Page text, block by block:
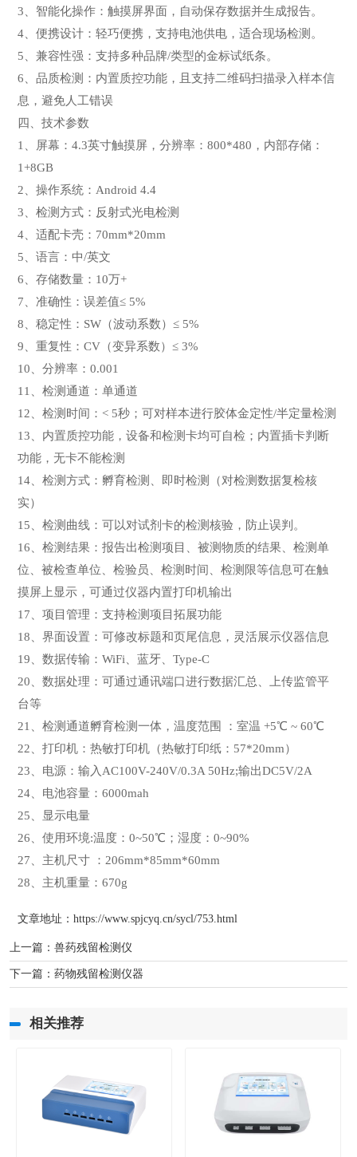
3、智能化操作：触摸屏界面，自动保存数据并生成报告。
4、便携设计：轻巧便携，支持电池供电，适合现场检测。
5、兼容性强：支持多种品牌/类型的金标试纸条。
6、品质检测：内置质控功能，且支持二维码扫描录入样本信
息，避免人工错误
四、技术参数
1、屏幕：4.3英寸触摸屏，分辨率：800*480，内部存储：
1+8GB
2、操作系统：Android 4.4
3、检测方式：反射式光电检测
4、适配卡壳：70mm*20mm
5、语言：中/英文
6、存储数量：10万+
7、准确性：误差值≤ 5%
8、稳定性：SW（波动系数）≤ 5%
9、重复性：CV（变异系数）≤ 3%
10、分辨率：0.001
11、检测通道：单通道
12、检测时间：< 5秒；可对样本进行胶体金定性/半定量检测
13、内置质控功能，设备和检测卡均可自检；内置插卡判断
功能，无卡不能检测
14、检测方式：孵育检测、即时检测（对检测数据复检核
实）
15、检测曲线：可以对试剂卡的检测核验，防止误判。
16、检测结果：报告出检测项目、被测物质的结果、检测单
位、被检查单位、检验员、检测时间、检测限等信息可在触
摸屏上显示，可通过仪器内置打印机输出
17、项目管理：支持检测项目拓展功能
18、界面设置：可修改标题和页尾信息，灵活展示仪器信息
19、数据传输：WiFi、蓝牙、Type-C
20、数据处理：可通过通讯端口进行数据汇总、上传监管平
台等
21、检测通道孵育检测一体，温度范围 ：室温 +5℃ ~ 60℃
22、打印机：热敏打印机（热敏打印纸：57*20mm）
23、电源：输入AC100V-240V/0.3A 50Hz;输出DC5V/2A
24、电池容量：6000mah
25、显示电量
26、使用环境:温度：0~50℃；湿度：0~90%
27、主机尺寸 ：206mm*85mm*60mm
28、主机重量：670g
文章地址： https://www.spjcyq.cn/sycl/753.html
上一篇： 兽药残留检测仪
下一篇： 药物残留检测仪器
相关推荐